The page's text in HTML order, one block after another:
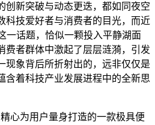
创新突破与动态更迭，都如同夜空
科技爱好者与消费者的目光，而近
一话题，恰似一颗投入平静湖面
费者群体中激起了层层涟漪，引发
现象背后所折射出的，远非仅仅是
含着科技产业发展进程中的全新思
心为用户量身打造的一款极具便